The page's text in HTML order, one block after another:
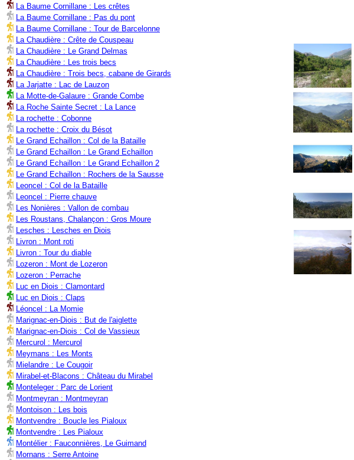
La Baume Cornillane : Les crêtes
La Baume Cornillane : Pas du pont
La Baume Cornillane : Tour de Barcelonne
La Chaudière : Crête de Couspeau
La Chaudière : Le Grand Delmas
La Chaudière : Les trois becs
La Chaudière : Trois becs, cabane de Girards
La Jarjatte : Lac de Lauzon
La Motte-de-Galaure : Grande Combe
La Roche Sainte Secret : La Lance
La rochette : Cobonne
La rochette : Croix du Bésot
Le Grand Echaillon : Col de la Bataille
Le Grand Echaillon : Le Grand Echaillon
Le Grand Echaillon : Le Grand Echaillon 2
Le Grand Echaillon : Rochers de la Sausse
Leoncel : Col de la Bataille
Leoncel : Pierre chauve
Les Nonières : Vallon de combau
Les Roustans, Chalançon : Gros Moure
Lesches : Lesches en Diois
Livron : Mont roti
Livron : Tour du diable
Lozeron : Mont de Lozeron
Lozeron : Perrache
Luc en Diois : Clamontard
Luc en Diois : Claps
Léoncel : La Momie
Marignac-en-Diois : But de l'aiglette
Marignac-en-Diois : Col de Vassieux
Mercurol : Mercurol
Meymans : Les Monts
Mielandre : Le Cougoir
Mirabel-et-Blacons : Château du Mirabel
Monteleger : Parc de Lorient
Montmeyran : Montmeyran
Montoison : Les bois
Montvendre : Boucle les Pialoux
Montvendre : Les Pialoux
Montélier : Fauconnières, Le Guimand
Mornans : Serre Antoine